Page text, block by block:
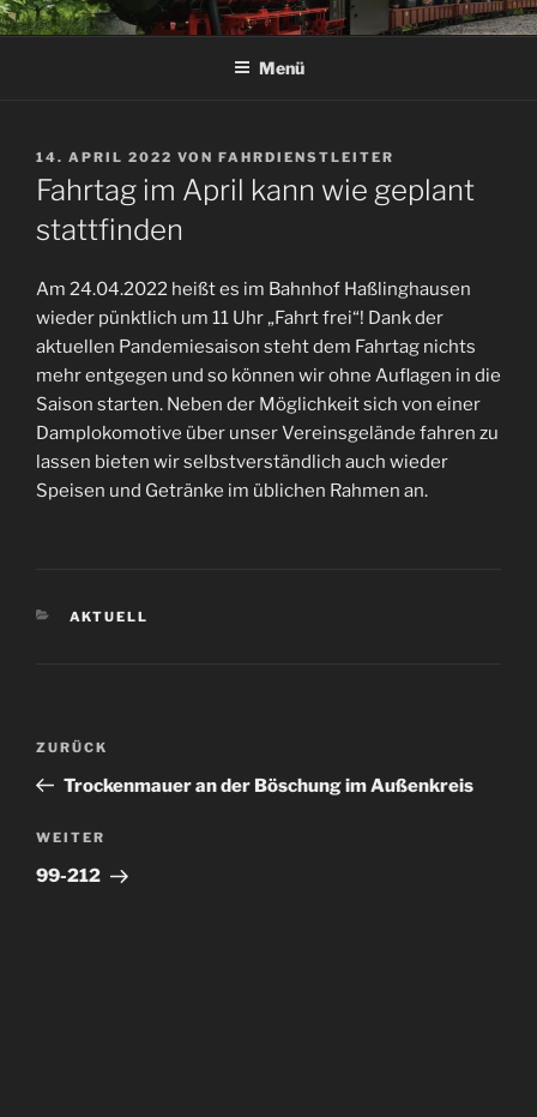
Zum
InhaltDAMPF-BAHN-CLUB
SPROCKHÖVEL E.V.
Menü
VERÖFFENTLICHT
AM
14. APRIL 2022 VON FAHRDIENSTLEITER
Fahrtag im April kann wie geplant
stattfinden
Am 24.04.2022 heißt es im Bahnhof Haßlinghausen
wieder pünktlich um 11 Uhr „Fahrt frei“! Dank der
aktuellen Pandemiesaison steht dem Fahrtag nichts
mehr entgegen und so können wir ohne Auflagen in die
Saison starten. Neben der Möglichkeit sich von einer
Damplokomotive über unser Vereinsgelände fahren zu
lassen bieten wir selbstverständlich auch wieder
Speisen und Getränke im üblichen Rahmen an.
KATEGORIEN
AKTUELL
Beitragsnavigation
Vorheriger
Beitrag
ZURÜCK
Trockenmauer an der Böschung im Außenkreis
Nächster
Beitrag
WEITER
99-212